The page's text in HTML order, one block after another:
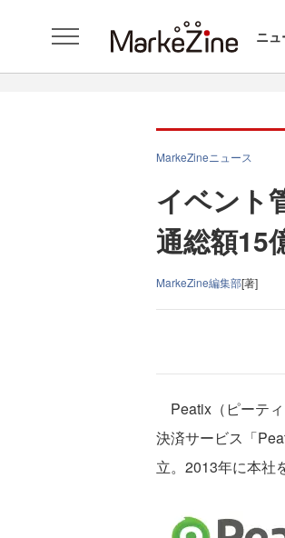
ニュ
MarkeZineニュース
イベント
通総額15
MarkeZine編集部[著]
Peatix（ピーテ
決済サービス「
立。2013年に本社